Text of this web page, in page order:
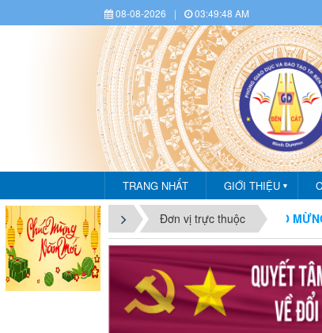
08-08-2026 | 03:49:50 AM
TRANG NHẤT GIỚI THIỆU ▼
Đơn vị trực thuộc
CHÀO MỪNG BẠN ĐẾN VỚI